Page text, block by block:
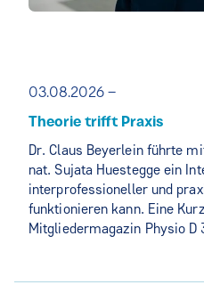
03.08.2026 –
Theorie trifft Praxis
Dr. Claus Beyerlein führte
nat. Sujata Huestegge ein
interprofessioneller und
funktionieren kann. Eine
Mitgliedermagazin Physio D